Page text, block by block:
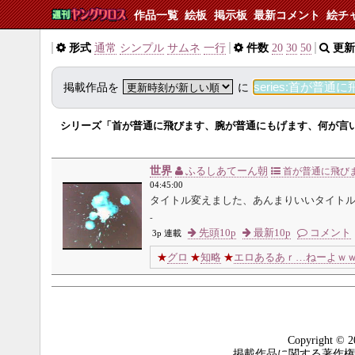
作品一覧 絵板 掲示板 最新コメント 絵チ
形式 通常 シンプル サムネ 一行 件数 20 30 50 更
掲載作品を に
シリーズ「首が普通に飛びます、腕が普通にもげます、何が言
世界 ふるしあてーん朝 首が普通に飛び
04:45:00
タイトル変えました、あんまりいいタイト
-
3p 連載
先頭10p 最新10p コメント
★グロ ★知略 ★ エロあるあｒ…ねーよｗ
Copyright ©